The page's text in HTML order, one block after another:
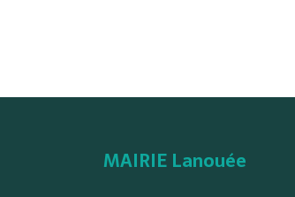
MAIRIE Lanouée